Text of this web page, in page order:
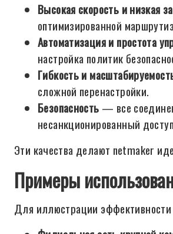
Высокая скорость и низкая
оптимизированной
Автоматизация и простота
настройка политик
Гибкость и
сложной перенастройки.
Безопасность — все
несанкционированный
Эти качества делают netmaker
Примеры
Для иллюстрации